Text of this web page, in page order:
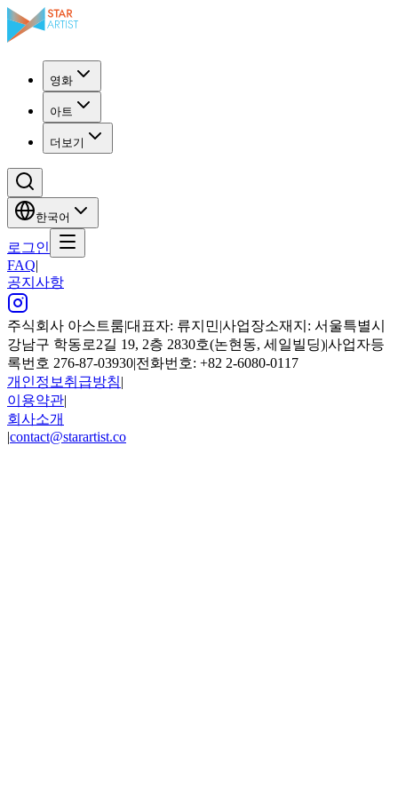
영화
아트
더보기
한국어
로그인
FAQ|
공지사항
주식회사 아스트룸|대표자: 류지민|사업장소재지: 서울특별시
강남구 학동로2길 19, 2층 2830호(논현동, 세일빌딩)|사업자등
록번호 276-87-03930|전화번호: +82 2-6080-0117
개인정보취급방침|
이용약관|
회사소개
|contact@starartist.co